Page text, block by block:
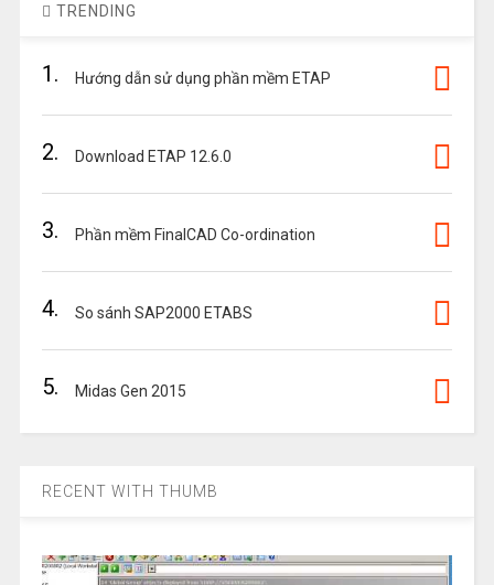
TRENDING
1. Hướng dẫn sử dụng phần mềm ETAP
2. Download ETAP 12.6.0
3. Phần mềm FinalCAD Co-ordination
4. So sánh SAP2000 ETABS
5. Midas Gen 2015
RECENT WITH THUMB